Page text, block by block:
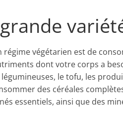
régime végétarien est de
dont votre corps a
le tofu, les
des céréales
essentiels, ainsi que des